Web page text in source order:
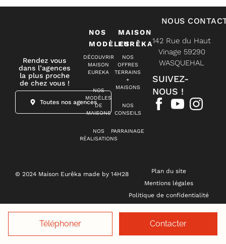
Téléphoner Contacter
Rendez vous
dans l’agences
la plus proche
de chez vous !
Toutes nos agences
NOS
MODÈLES
DÉCOUVRIR
MAISON
EUREKA
NOS
MODÈLES
DE
MAISONS
NOS
RÉALISATIONS
MAISON
EURÊKA
NOS
OFFRES
TERRAINS
+
MAISONS
NOS
CONSEILS
PARRAINAGE
NOUS
142 Rue du Haut
Vinage 59290
WASQUEHAL
SUIVEZ-
NOUS !
© 2024 Maison Eurêka made by 14H28
Plan du site
Mentions légales
Politique de confidentialité